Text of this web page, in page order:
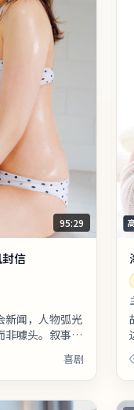
95:29
信
新闻，人物弧光
非噱头。叙事视
留意时间标注
题材感兴
喜剧